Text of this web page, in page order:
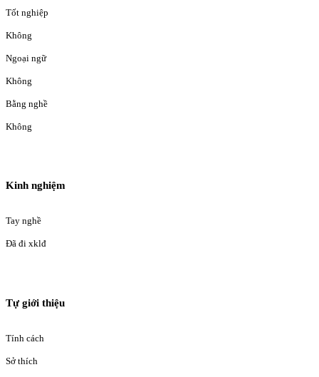
Tốt nghiệp
Không
Ngoại ngữ
Không
Bằng nghề
Không
Kinh nghiệm
Tay nghề
Đã đi xklđ
Tự giới thiệu
Tính cách
Sở thích